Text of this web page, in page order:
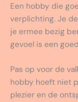
Een hobby die
verplichting. Je
je ermee bezig
gevoel is een
Pas op voor de
hobby hoeft niet
plezier en de